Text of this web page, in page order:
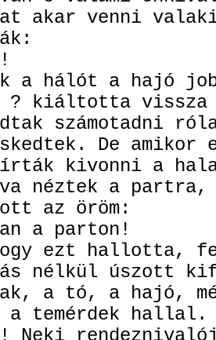
akar venni
a hálót a hajó
kiáltotta vissza
számotadni
De
kivonni a
néztek a partra,
az öröm:
a parton!
ezt hallotta,
nélkül úszott
a tó, a hajó,
a temérdek
Neki